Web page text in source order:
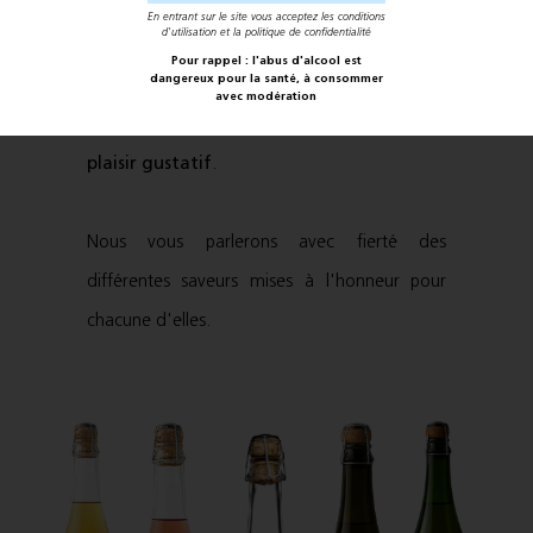
En entrant sur le site vous acceptez les conditions
d'utilisation et la politique de confidentialité
Pour rappel : l'abus d'alcool est
dangereux pour la santé, à consommer
avec modération
Venez découvrir lescuvées contemporaines
passant par lescuvées de saison
plaisir gustatif .
Nous vous parlerons avec fierté des
différentes saveurs mises à l'honneur pour
chacune d'elles.